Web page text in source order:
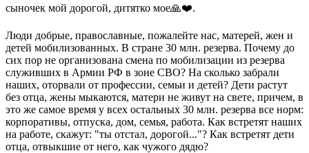
сыночек мой дорогой, дитятко мое🙏❤️.
Люди добрые, православные, пожалейте нас, матерей, жен и
детей мобилизованных. В стране 30 млн. резерва. Почему до
сих пор не организована смена по мобилизации из резерва
служивших в Армии РФ в зоне СВО? На сколько забрали
наших, оторвали от профессии, семьи и детей? Дети растут
без отца, жены мыкаются, матери не живут на свете, причем, в
это же самое время у всех остальных 30 млн. резерва все норм:
корпоративы, отпуска, дом, семья, работа. Как встретят наших
на работе, скажут: "ты отстал, дорогой..."? Как встретят дети
отца, отвыкшие от него, как чужого дядю?